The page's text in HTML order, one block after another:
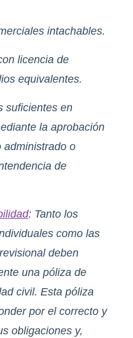
intachables.
licencia de
equivalentes.
suficientes en
la aprobación
administrado o
de
: Tanto los
como las
deben
una póliza de
civil. Esta póliza
por el correcto y
obligaciones y,